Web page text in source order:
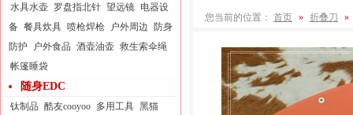
水具水壶 罗盘指北针 望远镜 电器设
备 餐具炊具 喷枪焊枪 户外周边
防身
防护
户外食品 酒壶油壶 救生索伞绳
帐篷睡袋
随身EDC
钛制品 酷友cooyoo 多用工具 黑猫
您当前的位置： 首页 » 折叠刀 »